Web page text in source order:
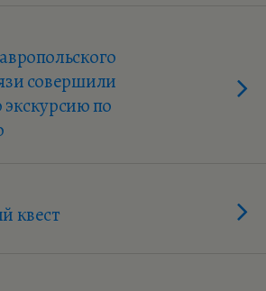
совершили
по
квест